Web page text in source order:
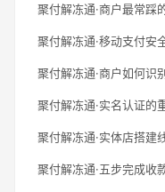
聚付解冻通·商户最常踩
聚付解冻通·移动支付安
聚付解冻通·商户如何识
聚付解冻通·实名认证的
聚付解冻通·实体店搭建
聚付解冻通·五步完成收